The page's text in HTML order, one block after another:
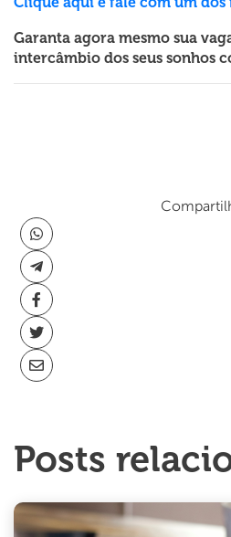
Garanta agora mesmo sua
intercâmbio dos seus sonhos
Posts